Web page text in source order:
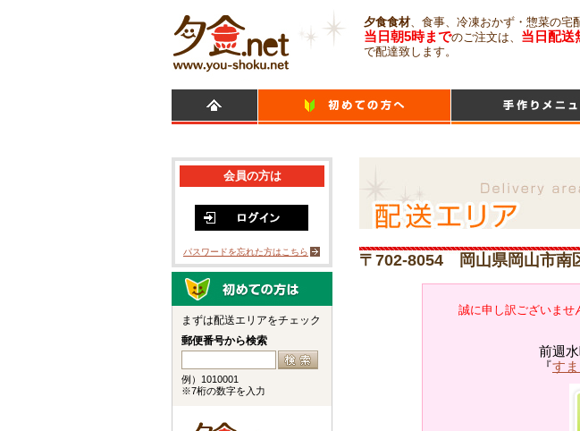
夕食食材、食事、冷凍おかず・惣菜の宅
当日朝5時までのご注文は、 当日配送
で配達致します。
〒702-8054 岡山県岡山市南
誠に申し訳ございませ
前週
『す
会員の方は
パスワードを忘れた方はこちら
まずは配送エリアをチェック
郵便番号から検索
例）1010001
※7桁の数字を入力